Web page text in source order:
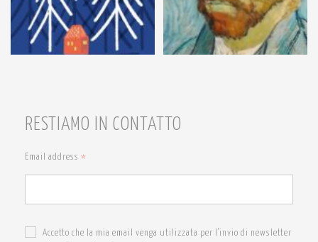
RESTIAMO IN CONTATTO
Email address *
Accetto che la mia email venga utilizzata per l'invio di newsletter